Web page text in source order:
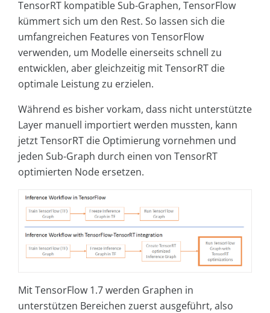
TensorRT kompatible Sub-Graphen, TensorFlow
kümmert sich um den Rest. So lassen sich die
umfangreichen Features von TensorFlow
verwenden, um Modelle einerseits schnell zu
entwicklen, aber gleichzeitig mit TensorRT die
optimale Leistung zu erzielen.
Während es bisher vorkam, dass nicht unterstützte
Layer manuell importiert werden mussten, kann
jetzt TensorRT die Optimierung vornehmen und
jeden Sub-Graph durch einen von TensorRT
optimierten Node ersetzen.
Mit TensorFlow 1.7 werden Graphen in
unterstützen Bereichen zuerst ausgeführt, also